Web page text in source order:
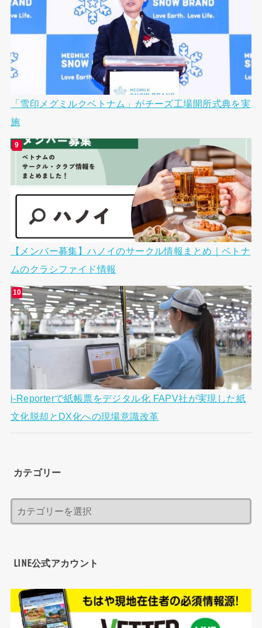
「雪印メグミルクベトナム」がチーズ工場開所式典を実
施
【メンバー募集】ハノイのサークル情報まとめ｜ベトナ
ムのクラシファイド情報
i-Reporterで紙帳票をデジタル化 FAPV社が実現した紙
文化脱却とDX化への現場意識改革
カテゴリー
LINE公式アカウント